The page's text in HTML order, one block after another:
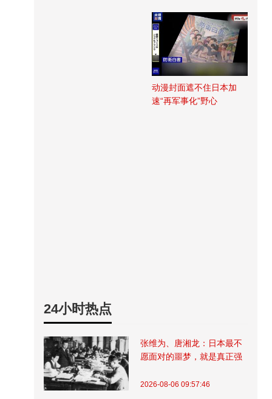
动漫封面遮不住日本加
速“再军事化”野心
24小时热点
张维为、唐湘龙：日本最不
愿面对的噩梦，就是真正强
2026-08-06 09:57:46